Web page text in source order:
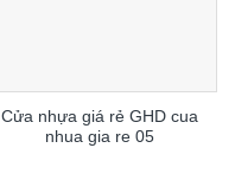
Cửa nhựa giá rẻ GHD cua
nhua gia re 05